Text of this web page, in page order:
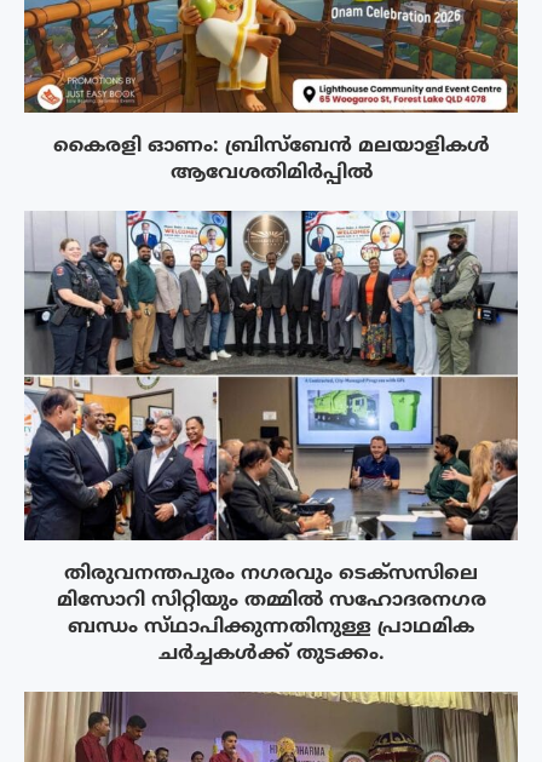
കൈരളി ഓണം: ബ്രിസ്ബേൻ മലയാളികൾ
ആവേശതിമിർപ്പിൽ
തിരുവനന്തപുരം നഗരവും ടെക്‌സസിലെ
മിസോറി സിറ്റിയും തമ്മിൽ സഹോദരനഗര
ബന്ധം സ്‌ഥാപിക്കുന്നതിനുള്ള പ്രാഥമിക
ചർച്ചകൾക്ക് തുടക്കം.